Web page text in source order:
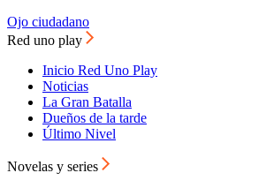
Ojo ciudadano
Red uno play
Inicio Red Uno Play
Noticias
La Gran Batalla
Dueños de la tarde
Último Nivel
Novelas y series